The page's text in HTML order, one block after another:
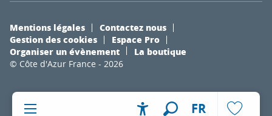
FR
© Côte d'Azur France - 2026
Mentions légales
Contactez nous
Gestion des cookies
Espace Pro
Organiser un évènement
La boutique